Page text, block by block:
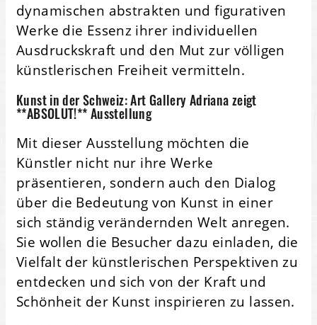
dynamischen abstrakten und figurativen
Werke die Essenz ihrer individuellen
Ausdruckskraft und den Mut zur völligen
künstlerischen Freiheit vermitteln.
Kunst in der Schweiz: Art Gallery Adriana zeigt
**ABSOLUT!** Ausstellung
Mit dieser Ausstellung möchten die
Künstler nicht nur ihre Werke
präsentieren, sondern auch den Dialog
über die Bedeutung von Kunst in einer
sich ständig verändernden Welt anregen.
Sie wollen die Besucher dazu einladen, die
Vielfalt der künstlerischen Perspektiven zu
entdecken und sich von der Kraft und
Schönheit der Kunst inspirieren zu lassen.